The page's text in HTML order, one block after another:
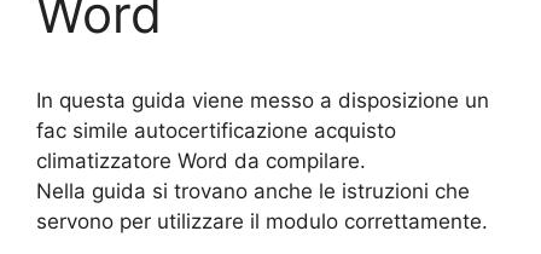
Word
In questa guida viene messo a disposizione un
fac simile autocertificazione acquisto
climatizzatore Word da compilare.
Nella guida si trovano anche le istruzioni che
servono per utilizzare il modulo correttamente.